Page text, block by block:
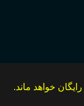
خواهد ماند.